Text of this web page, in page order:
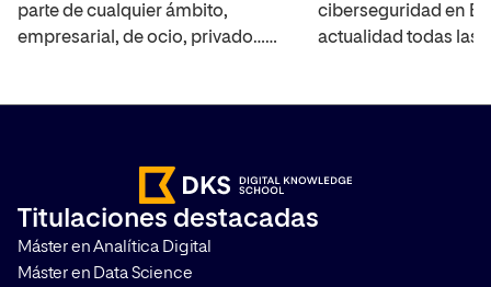
parte de cualquier ámbito,
empresarial, de ocio, privado…
artificial y no sabes ni por dónde
empezar? Te contamos cómo
puedes aprender desde cero a
través de nuestra guía completa.
¿Por qué aprender […]
proyecciones
ciberseguridad en
actualidad todas las
Titulaciones destacadas
Máster en Analítica Digital
Máster en Data Science